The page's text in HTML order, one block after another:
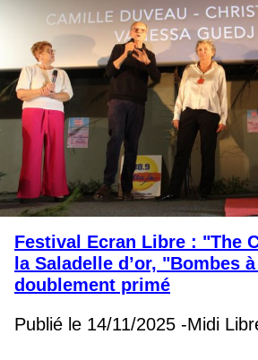
Festival Ecran Libre : "The
la Saladelle d’or, "Bombes
doublement primé
Publié le 14/11/2025 -Midi